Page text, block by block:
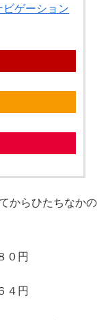
ゲーション
からひたちなかの
０円
４円